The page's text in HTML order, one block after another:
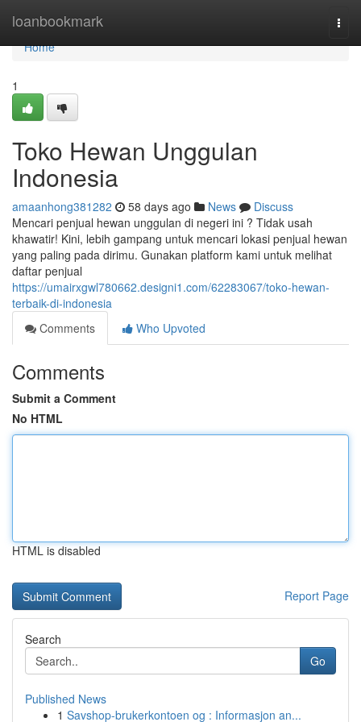
loanbookmark
Home
Home
1
Toko Hewan Unggulan
Indonesia
amaanhong381282 58 days ago News
Discuss
Mencari penjual hewan unggulan di negeri ini ? Tidak usah
khawatir! Kini, lebih gampang untuk mencari lokasi penjual hewan
yang paling pada dirimu. Gunakan platform kami untuk melihat
daftar penjual
https://umairxgwl780662.designi1.com/62283067/toko-hewan-
terbaik-di-indonesia
Comments
Who Upvoted
Comments
Submit a Comment
No HTML
HTML is disabled
Report Page
Search
Go
Published News
1 Savshop-brukerkontoen og : Informasjon an...